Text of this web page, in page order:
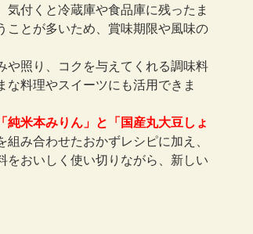
付くと冷蔵庫や食品庫に残ったま
ことが多いため、賞味期限や風味の
や照り、コクを与えてくれる調味料
料理やスイーツにも活用できま
「 純米本みりん」と「国産丸大豆しょ
み合わせたおかずレシピに加え、
をおいしく使い切りながら、新しい